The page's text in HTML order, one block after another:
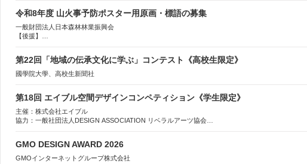
令和8年度 山火事予防ポスター用原画・標語の募集
一般財団法人日本森林林業振興会
【後援】
第22回「地域の伝承文化に学ぶ」コンテスト《高校生限定》
國學院大學、高校生新聞社
第18回 エイブル空間デザインコンペティション《学生限定》
主催：株式会社エイブル
協力：一般社団法人DESIGN ASSOCIATION リベラルアーツ協会
GMO DESIGN AWARD 2026
GMOインターネットグループ株式会社